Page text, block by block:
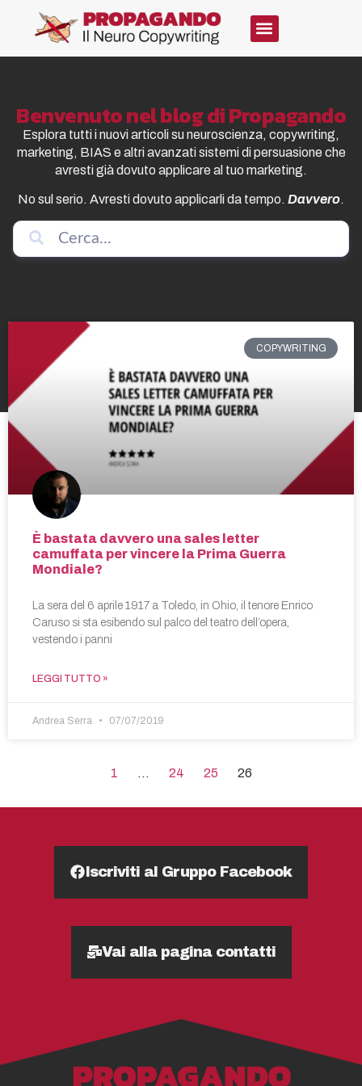
Benvenuto nel blog di Propagando
Esplora tutti i nuovi articoli su neuroscienza, copywriting,
marketing, BIAS e altri avanzati sistemi di persuasione che
avresti già dovuto applicare al tuo marketing.
No sul serio. Avresti dovuto applicarli da tempo. Davvero.
COPYWRITING
È bastata davvero una sales letter
camuffata per vincere la Prima Guerra
Mondiale?
La sera del 6 aprile 1917 a Toledo, in Ohio, il tenore Enrico
Caruso si sta esibendo sul palco del teatro dell’opera,
vestendo i panni
LEGGI TUTTO »
Andrea Serra 07/07/2019
1 … 24 25 26
Iscriviti al Gruppo Facebook
Vai alla pagina contatti